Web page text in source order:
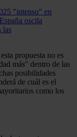
"intenso" en
oscila
las
propuesta no es
más" dentro de las
posibilidades
de cuál es el
como los